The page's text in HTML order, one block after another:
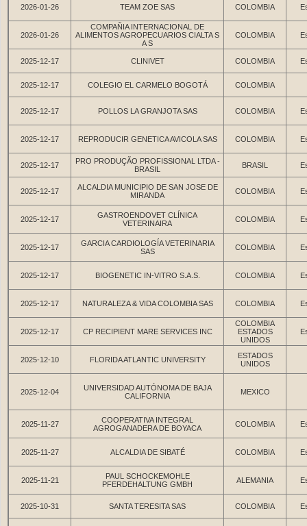
2026-01-26 TEAM ZOE SAS COLOMBIA
2026-01-26
COMPAÑIA INTERNACIONAL DE
ALIMENTOS AGROPECUARIOS CIALTA S
A S
COLOMBIA
2025-12-17 CLINIVET COLOMBIA
2025-12-17 COLEGIO EL CARMELO BOGOTÁ COLOMBIA
2025-12-17 POLLOS LA GRANJOTA SAS COLOMBIA
2025-12-17 REPRODUCIR GENETICA AVICOLA SAS COLOMBIA
2025-12-17
PRO PRODUÇÃO PROFISSIONAL LTDA -
BRASIL
BRASIL
2025-12-17
ALCALDIA MUNICIPIO DE SAN JOSE DE
MIRANDA
COLOMBIA
2025-12-17
GASTROENDOVET CLÍNICA
VETERINAIRA
COLOMBIA
2025-12-17
GARCIA CARDIOLOGÍA VETERINARIA
SAS
COLOMBIA
2025-12-17 BIOGENETIC IN-VITRO S.A.S. COLOMBIA
2025-12-17 NATURALEZA & VIDA COLOMBIA SAS COLOMBIA
2025-12-17 CP RECIPIENT MARE SERVICES INC
COLOMBIA
ESTADOS
UNIDOS
2025-12-10 FLORIDA ATLANTIC UNIVERSITY
ESTADOS
UNIDOS
2025-12-04
UNIVERSIDAD AUTÓNOMA DE BAJA
CALIFORNIA
MEXICO
2025-11-27
COOPERATIVA INTEGRAL
AGROGANADERA DE BOYACA
COLOMBIA
2025-11-27 ALCALDIA DE SIBATÉ COLOMBIA
2025-11-21
PAUL SCHOCKEMOHLE
PFERDEHALTUNG GMBH
ALEMANIA
2025-10-31 SANTA TERESITA SAS COLOMBIA